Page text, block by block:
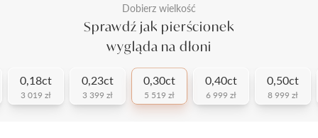
Dobierz wielkość
Sprawdź jak pierścionek
wygląda na dłoni
0,18ct
3 019 zł
0,23ct
3 399 zł
0,30ct
5 519 zł
0,40ct
6 999 zł
0,50ct
8 999 zł